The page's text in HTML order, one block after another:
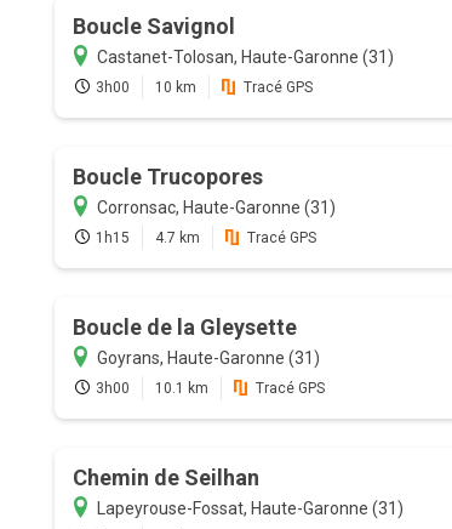
Boucle Savignol
Castanet-Tolosan, Haute-Garonne (31)
3h00 10 km Tracé GPS
Boucle Trucopores
Corronsac, Haute-Garonne (31)
1h15 4.7 km Tracé GPS
Boucle de la Gleysette
Goyrans, Haute-Garonne (31)
3h00 10.1 km Tracé GPS
Chemin de Seilhan
Lapeyrouse-Fossat, Haute-Garonne (31)